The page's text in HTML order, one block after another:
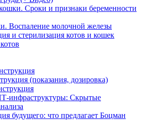
Сроки и признаки беременности
Воспаление молочной железы
и стерилизация котов и кошек
(показания, дозировка)
инфраструктуры: Скрытые
будущего: что предлагает Боцман